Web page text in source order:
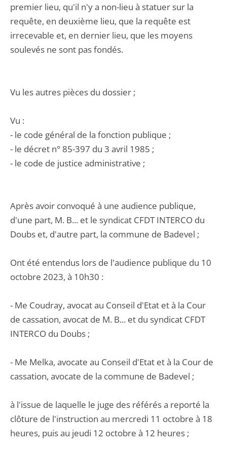
premier lieu, qu'il n'y a non-lieu à statuer sur la
requête, en deuxième lieu, que la requête est
irrecevable et, en dernier lieu, que les moyens
soulevés ne sont pas fondés.
Vu les autres pièces du dossier ;
Vu :
- le code général de la fonction publique ;
- le décret n° 85-397 du 3 avril 1985 ;
- le code de justice administrative ;
Après avoir convoqué à une audience publique,
d'une part, M. B... et le syndicat CFDT INTERCO du
Doubs et, d'autre part, la commune de Badevel ;
Ont été entendus lors de l'audience publique du 10
octobre 2023, à 10h30 :
- Me Coudray, avocat au Conseil d'Etat et à la Cour
de cassation, avocat de M. B... et du syndicat CFDT
INTERCO du Doubs ;
- Me Melka, avocate au Conseil d'Etat et à la Cour de
cassation, avocate de la commune de Badevel ;
à l'issue de laquelle le juge des référés a reporté la
clôture de l'instruction au mercredi 11 octobre à 18
heures, puis au jeudi 12 octobre à 12 heures ;